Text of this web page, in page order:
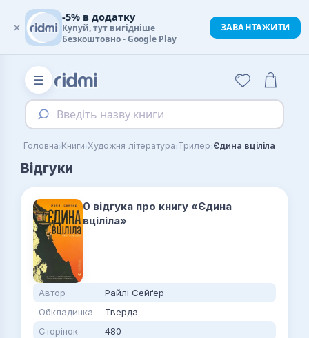
☰
Введіть назву книги
Головна›Книги›Художня література›Трилер›Єдина вціліла
Відгуки
0 відгука про книгу «Єдина
вціліла»
Автор
Райлі Сейґер
Обкладинка
Тверда
Сторінок
480
×
-5% в додатку
Купуй, тут вигідніше
Безкоштовно - Google Play
ЗАВАНТАЖИТИ